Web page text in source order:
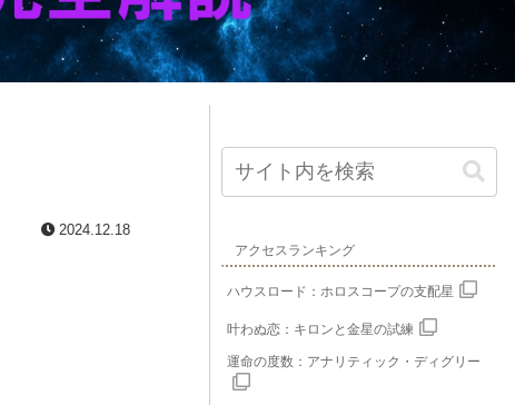
2024.12.18
アクセスランキング
ハウスロード：ホロスコープの支配星
叶わぬ恋：キロンと金星の試練
運命の度数：アナリティック・ディグリー